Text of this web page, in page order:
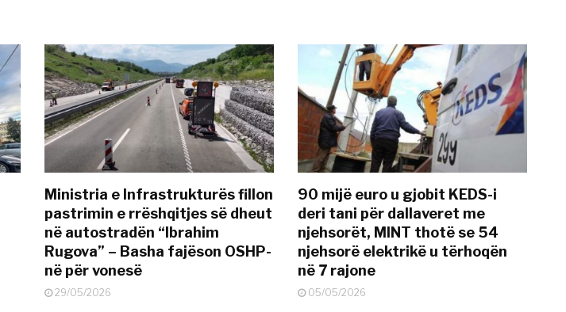
Ministria e Infrastrukturës fillon
pastrimin e rrëshqitjes së dheut
në autostradën “Ibrahim
Rugova” – Basha fajëson OSHP-
në për vonesë
29/05/2026
90 mijë euro u gjobit KEDS-i
deri tani për dallaveret me
njehsorët, MINT thotë se 54
njehsorë elektrikë u tërhoqën
në 7 rajone
05/05/2026